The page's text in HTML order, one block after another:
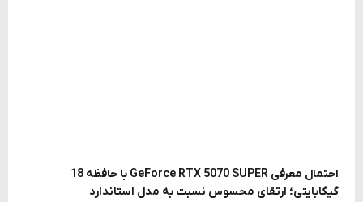
احتمال معرفی GeForce RTX 5070 SUPER با حافظه 18
گیگابایتی؛ ارتقای محسوس نسبت به مدل استاندارد